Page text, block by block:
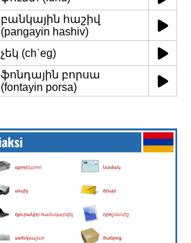
բանկային հաշիվ
(pangayin hashiv)
չեկ (chʿeg)
ֆոնդային բորսա
(fontayin porsa)